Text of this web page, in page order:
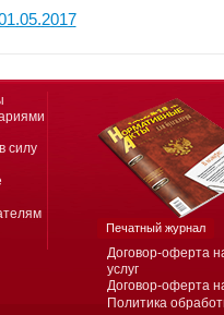
Договор-оферта
услуг
Договор-оферта
Политика
силу
Печатный журнал